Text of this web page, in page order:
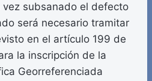
subsanado el defecto
será necesario tramitar
en el artículo 199 de
la inscripción de la
Georreferenciada